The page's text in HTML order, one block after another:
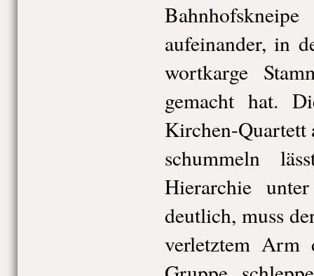
aufeinander, in
wortkarge
gemacht hat.
Kirchen-Quartett
schummeln
Hierarchie
deutlich, muss
verletztem Arm